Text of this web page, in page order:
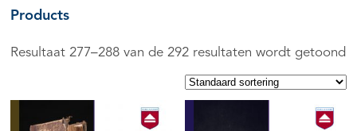
Products
Resultaat 277–288 van de 292 resultaten wordt getoond